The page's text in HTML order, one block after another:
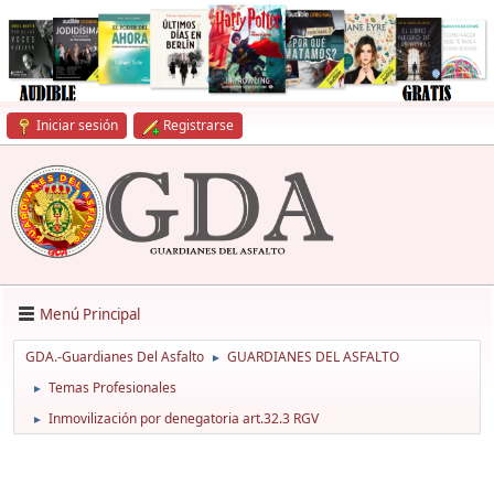
Iniciar sesión Registrarse
Menú Principal
GDA.-Guardianes Del Asfalto ► GUARDIANES DEL ASFALTO
► Temas Profesionales
► Inmovilización por denegatoria art.32.3 RGV